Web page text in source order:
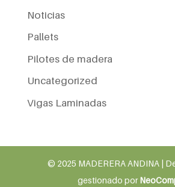
Noticias
Pallets
Pilotes de madera
Uncategorized
Vigas Laminadas
© 2025 MADERERA ANDINA |
gestionado por